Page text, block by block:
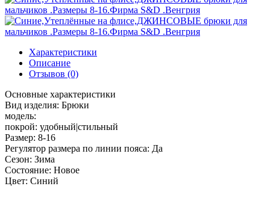
Характеристики
Описание
Отзывов (0)
Основные характеристики
Вид изделия: Брюки
модель:
покрой: удобный|стильный
Размер: 8-16
Регулятор размера по линии пояса: Да
Сезон: Зима
Состояние: Новое
Цвет: Синий